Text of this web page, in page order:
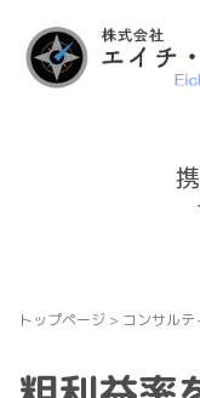
トップページ > コンサルテ